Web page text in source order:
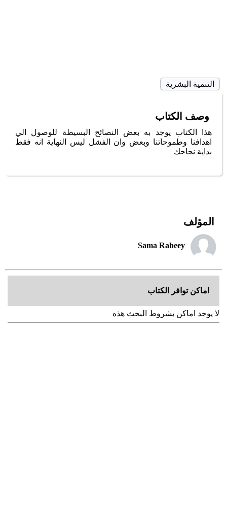
التنمية البشرية
وصف الكتاب
هذا الكتاب يوجد به بعض النصائح البسيطة للوصول الي
اهدافنا وطموحاتنا وبعض وان الفشل ليس النهاية انه فقط
بداية نجاحك
المؤلف
Sama Rabeey
اماكن توافر الكتاب
لا يوجد اماكن بشروط البحث هذه